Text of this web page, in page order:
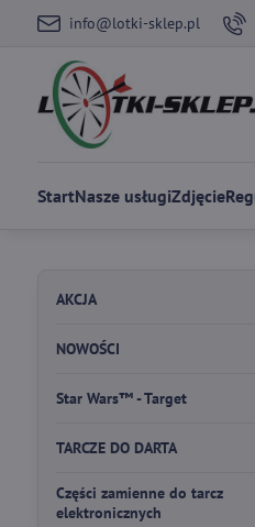
info@lotki-sklep.pl
StartNasze usługiZdjęcie
AKCJA
NOWOŚCI
Star Wars™ - Target
TARCZE DO DARTA
Części zamienne do tarcz
elektronicznych